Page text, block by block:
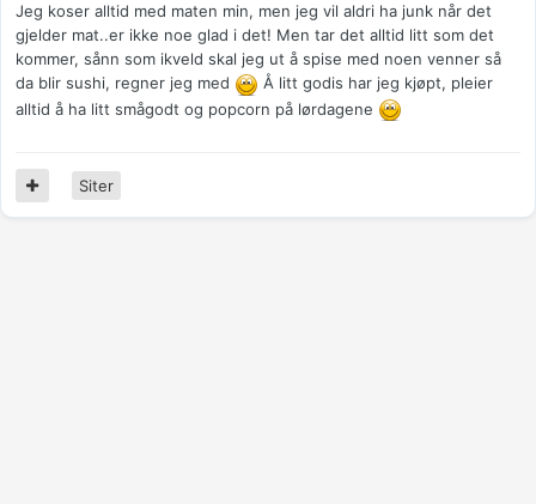
Jeg koser alltid med maten min, men jeg vil aldri ha junk når det
gjelder mat..er ikke noe glad i det! Men tar det alltid litt som det
kommer, sånn som ikveld skal jeg ut å spise med noen venner så
da blir sushi, regner jeg med
Å litt godis har jeg kjøpt, pleier
alltid å ha litt smågodt og popcorn på lørdagene
Siter